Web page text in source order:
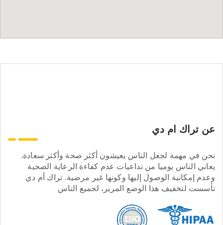
عن تراك ام دي
نحن في مهمة لجعل الناس يعيشون أكثر صحة وأكثر سعادة.
يعاني الناس يوميا من تداعيات عدم كفاءة الرعاية الصحية
وعدم إمكانية الوصول إليها وكونها غير مرضية. تراك أم دي
تأسست لتخفيف هذا الوضع المرير، لجميع الناس